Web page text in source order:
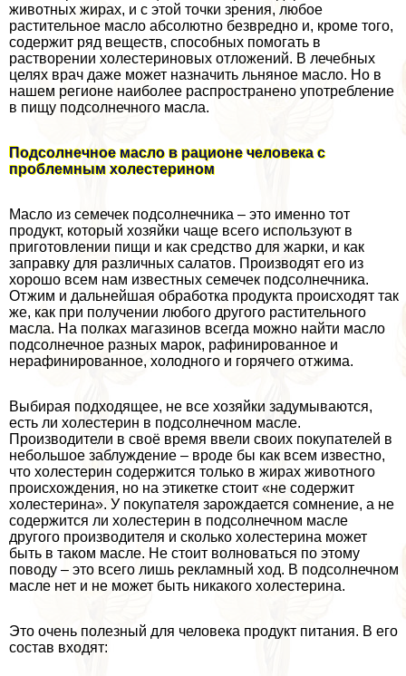
животных жирах, и с этой точки зрения, любое
растительное масло абсолютно безвредно и, кроме того,
содержит ряд веществ, способных помогать в
растворении холестериновых отложений. В лечебных
целях врач даже может назначить льняное масло. Но в
нашем регионе наиболее распространено употрeбление
в пищу подсолнечного масла.
Подсолнечное масло в рационе человека с
проблемным холестерином
Масло из семечек подсолнечника – это именно тот
продукт, который хозяйки чаще всего используют в
приготовлении пищи и как средство для жарки, и как
заправку для различных салатов. Производят его из
хорошо всем нам известных семечек подсолнечника.
Отжим и дальнейшая обработка продукта происходят так
же, как при получении любого другого растительного
масла. На полках магазинов всегда можно найти масло
подсолнечное разных марок, рафинированное и
нерафинированное, холодного и горячего отжима.
Выбирая подходящее, не все хозяйки задумываются,
есть ли холестерин в подсолнечном масле.
Производители в своё время ввели своих покупателей в
небольшое заблуждение – вроде бы как всем известно,
что холестерин содержится только в жирах животного
происхождения, но на этикетке стоит «не содержит
холестерина». У покупателя зарождается сомнение, а не
содержится ли холестерин в подсолнечном масле
другого производителя и сколько холестерина может
быть в таком масле. Не стоит волноваться по этому
поводу – это всего лишь рекламный ход. В подсолнечном
масле нет и не может быть никакого холестерина.
Это очень полезный для человека продукт питания. В его
состав входят: